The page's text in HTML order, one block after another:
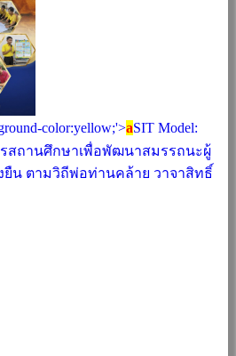
color:yellow;'>aSIT Model:
สถานศึกษาเพื่อพัฒนาสมรรถนะผู้
ยืน ตามวิถีพ่อท่านคล้าย วาจาสิทธิ์